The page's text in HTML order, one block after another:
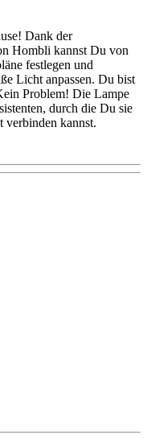
Dank der
Hombli kannst Du von
festlegen und
Licht anpassen. Du bist
Problem! Die Lampe
durch die Du sie
verbinden kannst.